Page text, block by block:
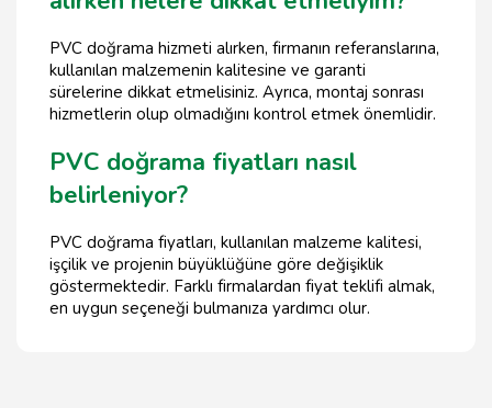
PVC doğrama hizmeti alırken, firmanın referanslarına,
kullanılan malzemenin kalitesine ve garanti
sürelerine dikkat etmelisiniz. Ayrıca, montaj sonrası
hizmetlerin olup olmadığını kontrol etmek önemlidir.
PVC doğrama fiyatları nasıl
belirleniyor?
PVC doğrama fiyatları, kullanılan malzeme kalitesi,
işçilik ve projenin büyüklüğüne göre değişiklik
göstermektedir. Farklı firmalardan fiyat teklifi almak,
en uygun seçeneği bulmanıza yardımcı olur.